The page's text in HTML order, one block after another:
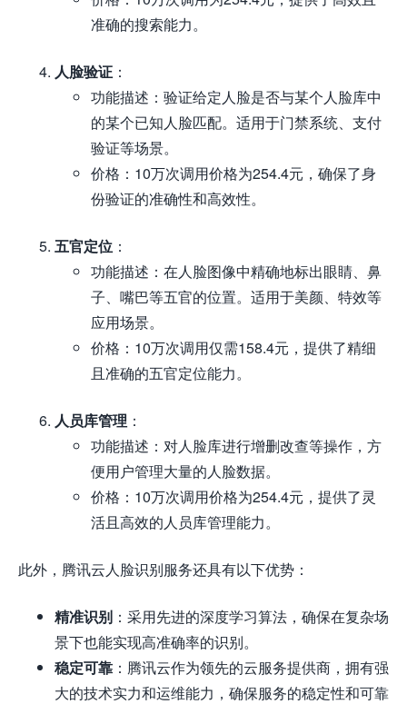
准确的搜索能力。
人脸验证 ：
功能描述：验证给定人脸是否与某个人脸库中
的某个已知人脸匹配。适用于门禁系统、支付
验证等场景。
价格：10万次调用价格为254.4元，确保了身
份验证的准确性和高效性。
五官定位 ：
功能描述：在人脸图像中精确地标出眼睛、鼻
子、嘴巴等五官的位置。适用于美颜、特效等
应用场景。
价格：10万次调用仅需158.4元，提供了精细
且准确的五官定位能力。
人员库管理 ：
功能描述：对人脸库进行增删改查等操作，方
便用户管理大量的人脸数据。
价格：10万次调用价格为254.4元，提供了灵
活且高效的人员库管理能力。
此外，腾讯云人脸识别服务还具有以下优势：
精准识别 ：采用先进的深度学习算法，确保在复杂场
景下也能实现高准确率的识别。
稳定可靠 ：腾讯云作为领先的云服务提供商，拥有强
大的技术实力和运维能力，确保服务的稳定性和可靠